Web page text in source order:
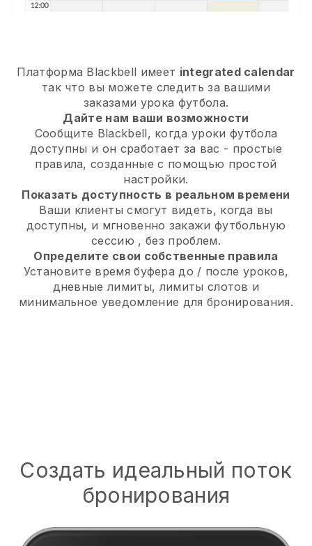
Платформа Blackbell имеет integrated calendar
так что вы можете следить за вашими
заказами урока футбола.
Дайте нам ваши возможности
Сообщите Blackbell, когда уроки футбола
доступны и он сработает за вас - простые
правила, созданные с помощью простой
настройки.
Показать доступность в реальном времени
Ваши клиенты смогут видеть, когда вы
доступны, и мгновенно закажи футбольную
сессию , без проблем.
Определите свои собственные правила
Установите время буфера до / после уроков,
дневные лимиты, лимиты слотов и
минимальное уведомление для бронирования.
Создать идеальный поток
бронирования